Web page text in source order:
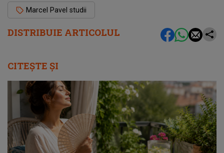
DISTRIBUIE ARTICOLUL
Marcel Pavel studii
CITEȘTE ȘI